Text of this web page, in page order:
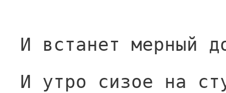
И встанет мерный
И утро сизое на